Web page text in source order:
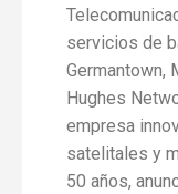
servicios de
Germantown,
Hughes
empresa
satelitales y
50 años,